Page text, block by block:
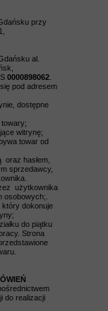
przy
al.
0000898062.
pod adresem
dostępne
witrynę;
towar od
hasłem,
sprzedawcy,
użytkownika
osobowych;.
który dokonuje
do piątku
Strona
do realizacji